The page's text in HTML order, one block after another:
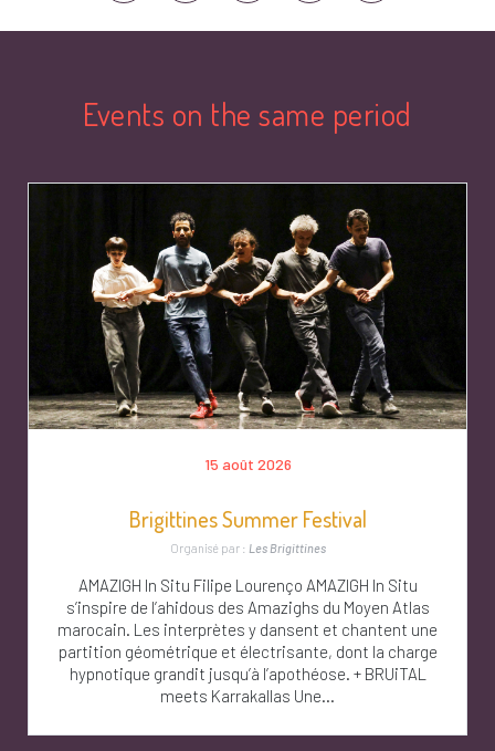
Events on the same period
15 août 2026
Brigittines Summer Festival
Organisé par : Les Brigittines
AMAZIGH In Situ Filipe Lourenço AMAZIGH In Situ
s’inspire de l’ahidous des Amazighs du Moyen Atlas
marocain. Les interprètes y dansent et chantent une
partition géométrique et électrisante, dont la charge
hypnotique grandit jusqu’à l’apothéose. + BRUiTAL
meets Karrakallas Une...